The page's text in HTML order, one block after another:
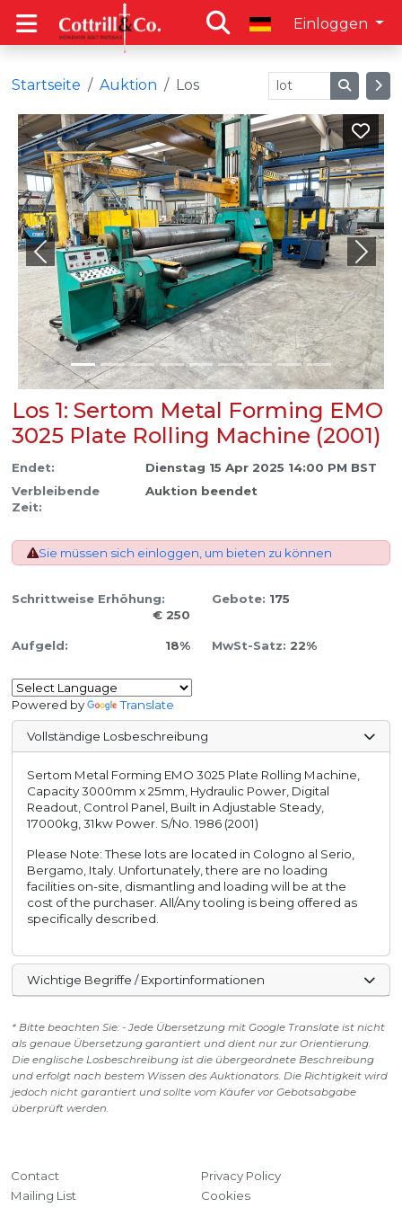
Einloggen
Startseite Auktion Los
Previous Next
Los 1: Sertom Metal Forming EMO
3025 Plate Rolling Machine (2001)
Endet:
Dienstag 15 Apr 2025 14:00 PM BST
Verbleibende
Zeit:
Auktion beendet
Sie müssen sich einloggen, um bieten zu können
Schrittweise Erhöhung:
€ 250
Gebote: 175
Aufgeld: 18% MwSt-Satz: 22%
Powered by Translate
Vollständige Losbeschreibung
Sertom Metal Forming EMO 3025 Plate Rolling Machine,
Capacity 3000mm x 25mm, Hydraulic Power, Digital
Readout, Control Panel, Built in Adjustable Steady,
17000kg, 31kw Power. S/No. 1986 (2001)
Please Note: These lots are located in Cologno al Serio,
Bergamo, Italy. Unfortunately, there are no loading
facilities on-site, dismantling and loading will be at the
cost of the purchaser. All/Any tooling is being offered as
specifically described.
Wichtige Begriffe / Exportinformationen
* Bitte beachten Sie: - Jede Übersetzung mit Google Translate ist nicht
als genaue Übersetzung garantiert und dient nur zur Orientierung.
Die englische Losbeschreibung ist die übergeordnete Beschreibung
und erfolgt nach bestem Wissen des Auktionators. Die Richtigkeit wird
jedoch nicht garantiert und sollte vom Käufer vor Gebotsabgabe
überprüft werden.
Contact
Mailing List
Privacy Policy
Cookies